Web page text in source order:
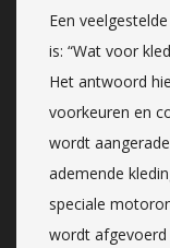
Een
is: “Wat voor
Het antwoord
voorkeuren en
wordt
ademende
speciale
wordt